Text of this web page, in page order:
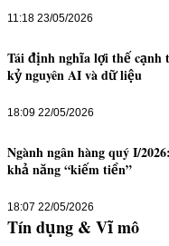
11:18 23/05/2026
Tái định nghĩa lợi thế cạnh
kỷ nguyên AI và dữ liệu
18:09 22/05/2026
Ngành ngân hàng quý I/
khả năng “kiếm tiền”
18:07 22/05/2026
Tín dụng & Vĩ mô